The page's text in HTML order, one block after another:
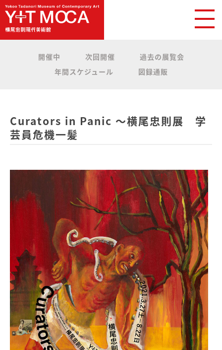
開催中 次回開催
過去の展覧会
年間スケジュール
図録通販
Curators in Panic 〜横尾忠則展 学
芸員危機一髪